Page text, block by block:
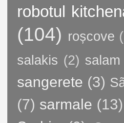
robotul
(104) roșcove
salakis (2) salam
sangerete (3)
(7) sarmale (13)